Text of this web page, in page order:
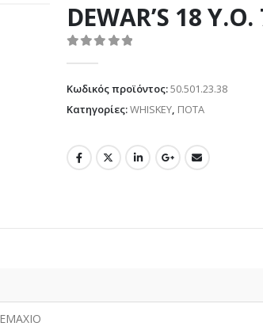
DEWAR’S 18
Κωδικός προϊόντος:50.501.23.38
Κατηγορίες:WHISKEY, ΠΟΤΑ